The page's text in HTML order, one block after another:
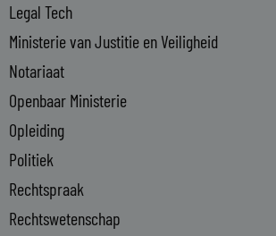
Legal Tech
Ministerie van Justitie en Veiligheid
Notariaat
Openbaar Ministerie
Opleiding
Politiek
Rechtspraak
Rechtswetenschap